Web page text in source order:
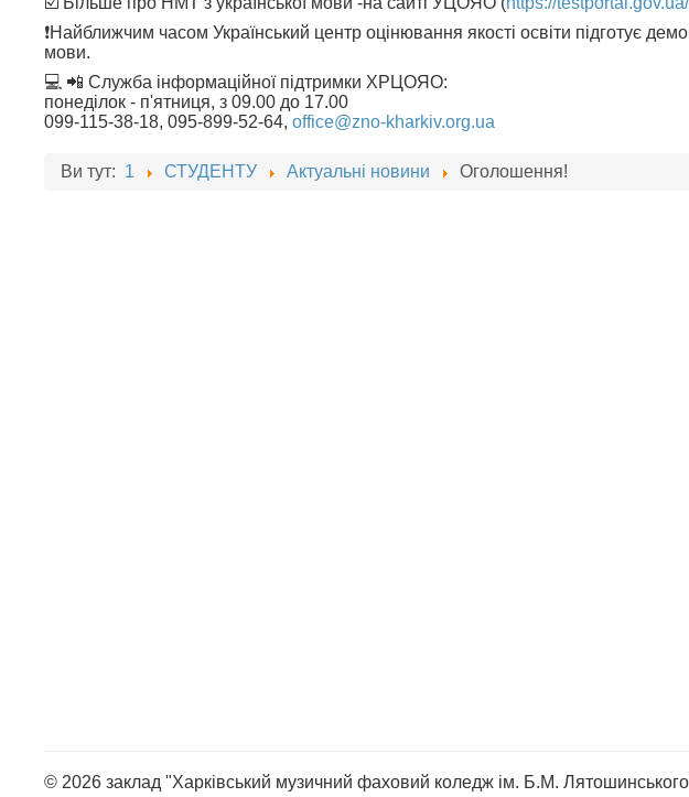
❗️Найближчим часом Український центр оцінювання якості освіти підготує
мови.
💻 📲 Служба інформаційної підтримки ХРЦОЯО:
понеділок - п'ятниця, з 09.00 до 17.00
099-115-38-18, 095-899-52-64, office@zno-kharkiv.org.ua
Ви тут: 1 СТУДЕНТУ Актуальні новини Оголошення!
© 2026 заклад "Харківський музичний фаховий коледж ім. Б.М.